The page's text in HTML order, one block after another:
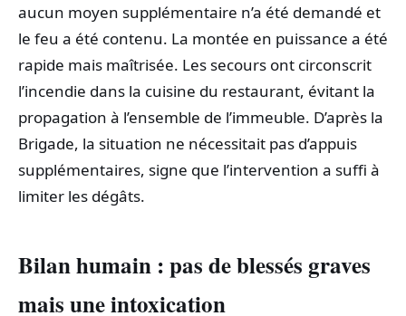
aucun moyen supplémentaire n’a été demandé et
le feu a été contenu. La montée en puissance a été
rapide mais maîtrisée. Les secours ont circonscrit
l’incendie dans la cuisine du restaurant, évitant la
propagation à l’ensemble de l’immeuble. D’après la
Brigade, la situation ne nécessitait pas d’appuis
supplémentaires, signe que l’intervention a suffi à
limiter les dégâts.
Bilan humain : pas de blessés graves
mais une intoxication